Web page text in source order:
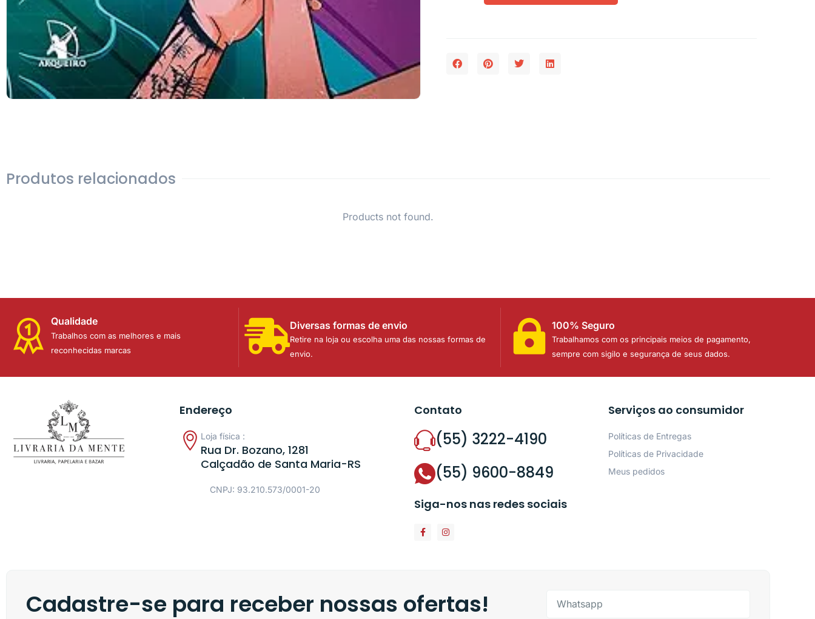
Produtos relacionados
Products not found.
Qualidade
Trabalhos com as melhores e mais
reconhecidas marcas
Diversas formas de envio
Retire na loja ou escolha uma das nossas formas de
envio.
100% Seguro
Trabalhamos com os principais meios de pagamento,
sempre com sigilo e segurança de seus dados.
Endereço
Loja física :
Rua Dr. Bozano, 1281
Calçadão de Santa Maria-RS
CNPJ: 93.210.573/0001-20
Contato
(55) 3222-4190
(55) 9600-8849
Siga-nos nas redes sociais
Serviços ao consumidor
Políticas de Entregas
Políticas de Privacidade
Meus pedidos
Cadastre-se para receber nossas ofertas!